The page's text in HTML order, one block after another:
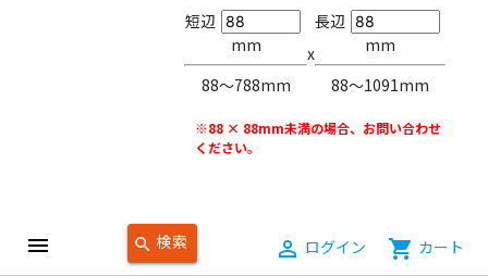
menu search 検索 person_outline ログイン shopping_cart カート
短辺
mm
88〜788mm
x
長辺
mm
88〜1091mm
※88 × 88mm未満の場合、お問い合わせ
ください。
5,830 円（税込）